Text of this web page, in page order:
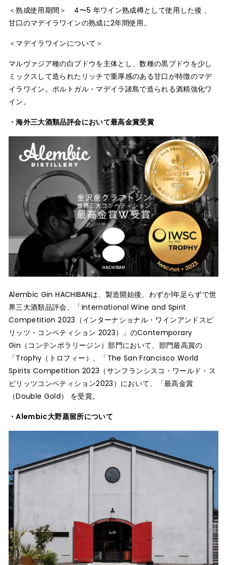
＜熟成使用期間＞ 4〜5 年ワイン熟成樽として使用した後 、
甘口のマデイラワインの熟成に2年間使用。
＜マデイラワインについて＞
マルヴァジア種の白ブドウを主体とし、数種の黒ブドウを少し
ミックスして造られたリッチで重厚感のある甘口が特徴のマデ
イラワイン。ポルトガル・マデイラ諸島で造られる酒精強化ワ
イン。
・海外三大酒類品評会において最高金賞受賞
Alembic Gin HACHIBANは、製造開始後、わずか1年足らずで世
界三大酒類品評会、「International Wine and Spirit
Competition 2023（インターナショナル・ワインアンドスピ
リッツ・コンペティション 2023）」のContemporary
Gin（コンテンポラリージン）部門において、部門最高賞の
「Trophy（トロフィー）、「The San Francisco World
Spirits Competition 2023（サンフランシスコ・ワールド・ス
ピリッツコンペティション2023）において、「最高金賞
（Double Gold） を受賞。
・Alembic大野蒸留所について